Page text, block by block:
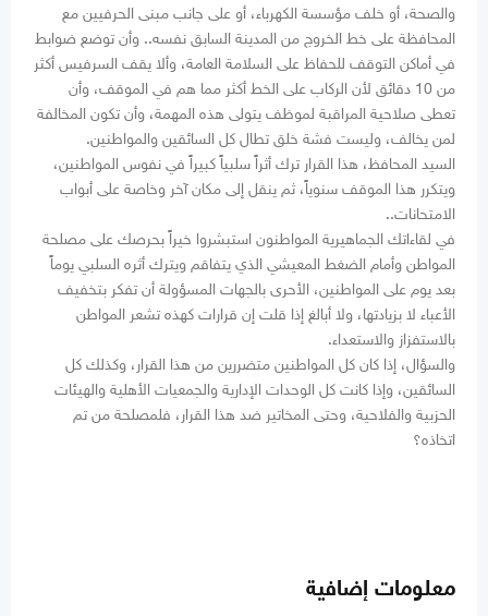
والصحة، أو خلف مؤسسة الكهرباء، أو على جانب مبنى الحرفيين مع
المحافظة على خط الخروج من المدينة السابق نفسه.. وأن توضع ضوابط
في أماكن التوقف للحفاظ على السلامة العامة، وألا يقف السرفيس أكثر
من 10 دقائق لأن الركاب على الخط أكثر مما هم في الموقف، وأن
تعطى صلاحية المراقبة لموظف يتولى هذه المهمة، وأن تكون المخالفة
لمن يخالف، وليست فشة خلق تطال كل السائقين والمواطنين.
السيد المحافظ، هذا القرار ترك أثراً سلبياً كبيراً في نفوس المواطنين،
ويتكرر هذا الموقف سنوياً، ثم ينقل إلى مكان آخر وخاصة على أبواب
الامتحانات..
في لقاءاتك الجماهيرية المواطنون استبشروا خيراً بحرصك على مصلحة
المواطن وأمام الضغط المعيشي الذي يتفاقم ويترك أثره السلبي يوماً
بعد يوم على المواطنين، الأحرى بالجهات المسؤولة أن تفكر بتخفيف
الأعباء لا بزيادتها، ولا أبالغ إذا قلت إن قرارات كهذه تشعر المواطن
بالاستفزاز والاستعداء.
والسؤال، إذا كان كل المواطنين متضررين من هذا القرار، وكذلك كل
السائقين، وإذا كانت كل الوحدات الإدارية والجمعيات الأهلية والهيئات
الحزبية والفلاحية، وحتى المخاتير ضد هذا القرار، فلمصلحة من تم
اتخاذه؟
معلومات إضافية